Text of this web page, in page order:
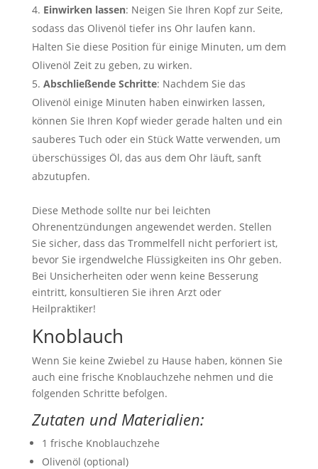
Einwirken lassen: Neigen Sie Ihren Kopf zur Seite,
sodass das Olivenöl tiefer ins Ohr laufen kann.
Halten Sie diese Position für einige Minuten, um dem
Olivenöl Zeit zu geben, zu wirken.
Abschließende Schritte: Nachdem Sie das
Olivenöl einige Minuten haben einwirken lassen,
können Sie Ihren Kopf wieder gerade halten und ein
sauberes Tuch oder ein Stück Watte verwenden, um
überschüssiges Öl, das aus dem Ohr läuft, sanft
abzutupfen.
Diese Methode sollte nur bei leichten
Ohrenentzündungen angewendet werden. Stellen
Sie sicher, dass das Trommelfell nicht perforiert ist,
bevor Sie irgendwelche Flüssigkeiten ins Ohr geben.
Bei Unsicherheiten oder wenn keine Besserung
eintritt, konsultieren Sie ihren Arzt oder
Heilpraktiker!
Knoblauch
Wenn Sie keine Zwiebel zu Hause haben, können Sie
auch eine frische Knoblauchzehe nehmen und die
folgenden Schritte befolgen.
Zutaten und Materialien:
1 frische Knoblauchzehe
Olivenöl (optional)